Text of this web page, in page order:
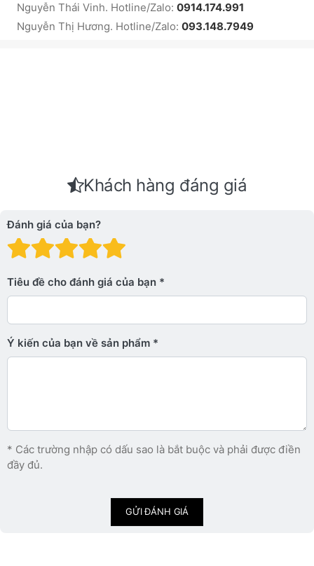
Nguyễn Thái Vinh. Hotline/Zalo: 0914.174.991
Nguyễn Thị Hương. Hotline/Zalo: 093.148.7949
Khách hàng đáng giá
Đánh giá của bạn?
Đánh giá: 4 trên 5
Đánh giá: 3 trên 5 sao.
Đánh giá: 2 trên 5 sao.
Đánh giá: 1 trên 5 sao. Xấu
Tiêu đề cho đánh giá của bạn
Ý kiến ​​của bạn về sản phẩm
* Các trường nhập có dấu sao là bắt buộc và phải được điền
đầy đủ.
GỬI ĐÁNH GIÁ